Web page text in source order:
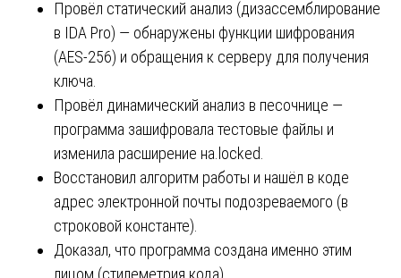
Провёл статический анализ (дизассемблирование
в IDA Pro) — обнаружены функции шифрования
(AES-256) и обращения к серверу для получения
ключа.
Провёл динамический анализ в песочнице —
программа зашифровала тестовые файлы и
изменила расширение на.locked.
Восстановил алгоритм работы и нашёл в коде
адрес электронной почты подозреваемого (в
строковой константе).
Доказал, что программа создана именно этим
лицом (стилеметрия кода).